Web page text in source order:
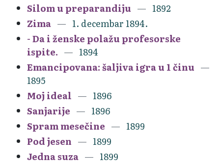
Silom u preparandiju
1892
Zima
1. decembar 1894.
- Da i ženske polažu profesorske
ispite.
1894
Emancipovana: šaljiva igra u 1 činu
1895
Moj ideal
1896
Sanjarije
1896
Spram mesečine
1899
Pod jesen
1899
Jedna suza
1899